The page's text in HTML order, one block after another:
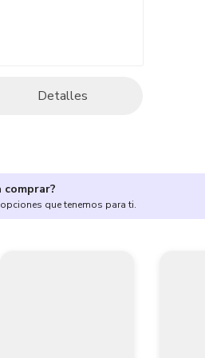
Detalles
comprar?
que tenemos para ti.